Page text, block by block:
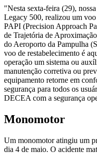
"Nesta sexta-feira (29),
Legacy 500, realizou um
PAPI (Precision Approach
de Trajetória de
do Aeroporto da Pampulha
voo de restabelecimento é
operação um sistema ou
manutenção corretiva ou
equipamento retorne em
segurança para todos os
DECEA com a segurança
Monomotor
Um monomotor atingiu um
dia 4 de maio. O acidente